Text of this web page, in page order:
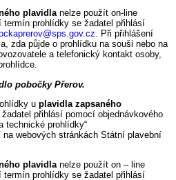
plavidlanelze použít on‑line
prohlídky se žadatel přihlásí
. Při přihlášení
zda půjde o prohlídku na souši nebo na
a telefonický kontakt osoby,
pobočky Přerov.
u plavidla zapsaného
žadatel přihlásí pomocí objednávkového
technické prohlídky“
na webových stránkách Státní plavební
plavidlanelze použít on – line
prohlídky se žadatel přihlásí